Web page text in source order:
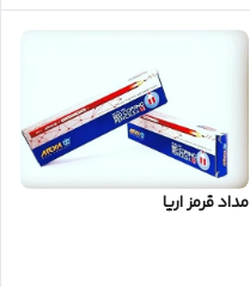
مداد قرمز اریا